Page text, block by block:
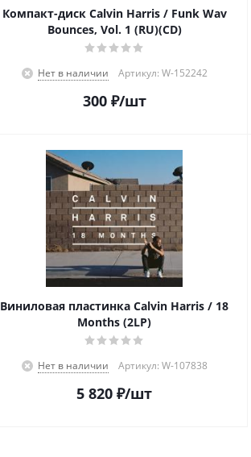
Компакт-диск Calvin Harris / Funk Wav
Bounces, Vol. 1 (RU)(CD)
Нет в наличии Артикул: W-152242
300₽/шт
Виниловая пластинка Calvin Harris / 18
Months (2LP)
Нет в наличии Артикул: W-107838
5 820 ₽/шт